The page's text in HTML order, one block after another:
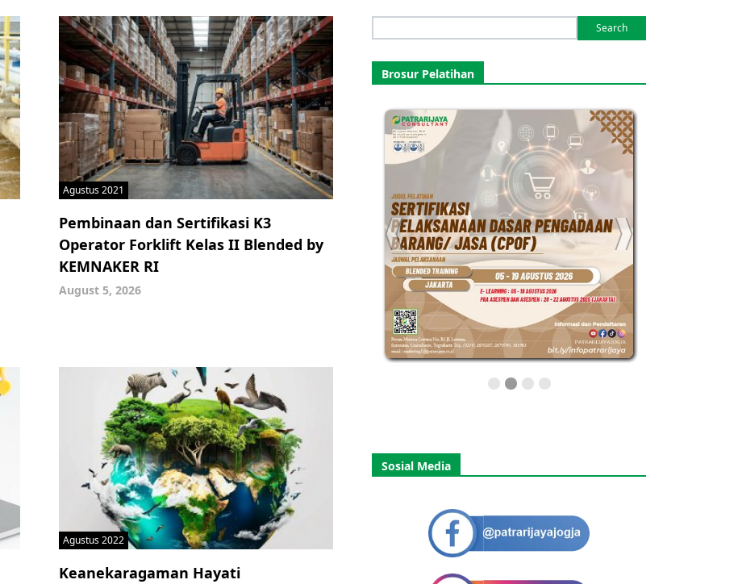
Agustus 2021
Pembinaan dan Sertifikasi K3
Operator Forklift Kelas II Blended by
KEMNAKER RI
August 5, 2026
Agustus 2022
Keanekaragaman Hayati
for:
Brosur Pelatihan
Sosial Media